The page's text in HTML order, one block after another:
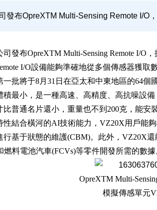
發布OpreXTM Multi-Sensing Remote I/O
司發布OpreXTM Multi-Sensing Remote I/O
I/O設備能夠準確地從多個傳感器獲
一批將于8月31日在亞太和中東地區的64
積最小，是一種高速、高精度、高抗噪設
普通名片還小，重量也不到200克，能安
性結合橫河的AI技術能力，VZ20X用戶能
行基于狀態的維護(CBM)。此外，VZ20X
燃料電池汽車(FCVs)等零件開發所需的數據
OpreXTM Multi-
模擬傳感單元